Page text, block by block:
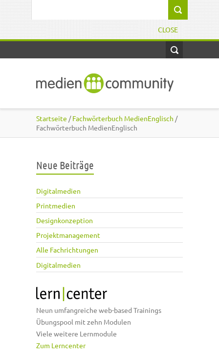
CLOSE
Startseite /Fachwörterbuch MedienEnglisch /
Fachwörterbuch MedienEnglisch
Neue Beiträge
Digitalmedien
Printmedien
Designkonzeption
Projektmanagement
Alle Fachrichtungen
Digitalmedien
Neun umfangreiche web-based Trainings
Übungspool mit zehn Modulen
Viele weitere Lernmodule
Zum Lerncenter